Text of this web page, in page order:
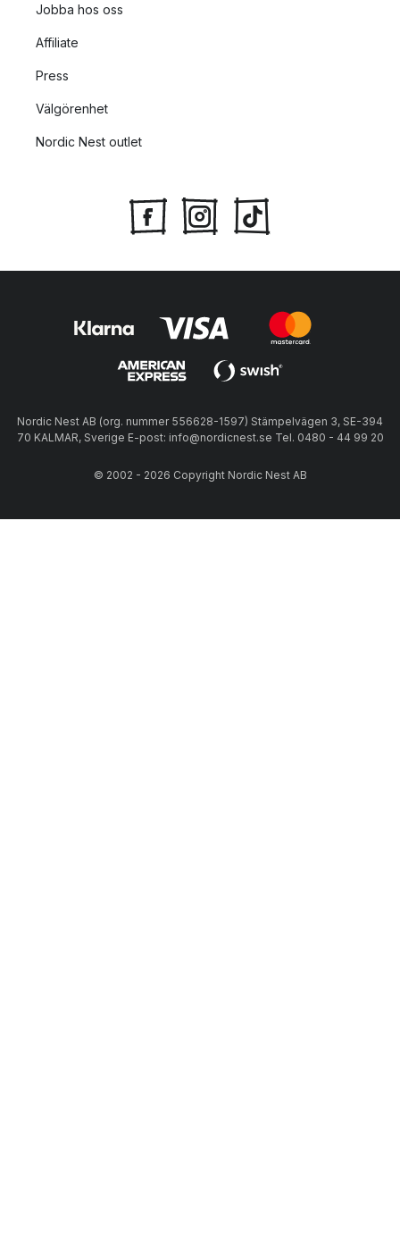
Jobba hos oss
Affiliate
Press
Välgörenhet
Nordic Nest outlet
Nordic Nest AB (org. nummer 556628-1597) Stämpelvägen 3, SE-394
70 KALMAR, Sverige E-post: info@nordicnest.se Tel. 0480 - 44 99 20
© 2002 - 2026 Copyright Nordic Nest AB